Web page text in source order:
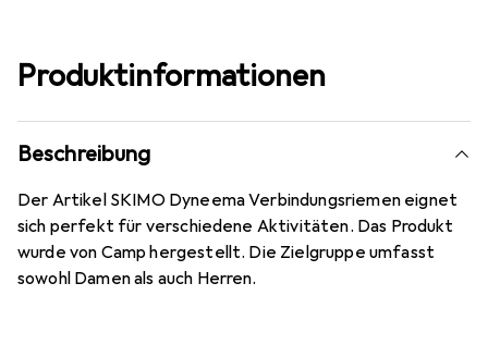
Produktinformationen
Beschreibung
Der Artikel SKIMO Dyneema Verbindungsriemen eignet
sich perfekt für verschiedene Aktivitäten. Das Produkt
wurde von Camp hergestellt. Die Zielgruppe umfasst
sowohl Damen als auch Herren.